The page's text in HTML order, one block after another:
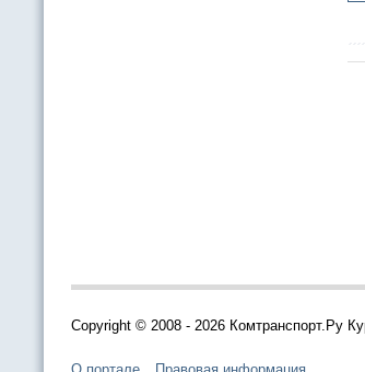
Copyright © 2008 - 2026 Комтранспорт.Ру